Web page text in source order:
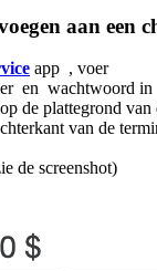
aan een
app , voer
en wachtwoord in
de plattegrond van
van de
de screenshot)